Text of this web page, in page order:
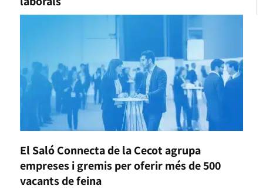
El Saló Connecta de la Cecot agrupa
empreses i gremis per oferir més de 500
vacants de feina